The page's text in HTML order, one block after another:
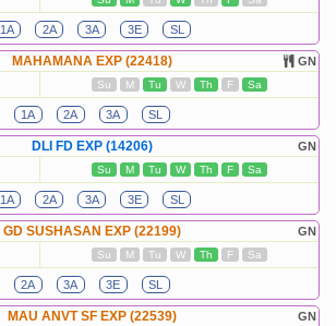
1A 2A 3A 3E SL
GN
MAHAMANA EXP (22418)
Su M Tu W Th F Sa
1A 2A 3A SL
GN
DLI FD EXP (14206)
Su M Tu W Th F Sa
1A 2A 3A 3E SL
GN
GD SUSHASAN EXP (22199)
Su M Tu W Th F Sa
2A 3A 3E SL
GN
MAU ANVT SF EXP (22539)